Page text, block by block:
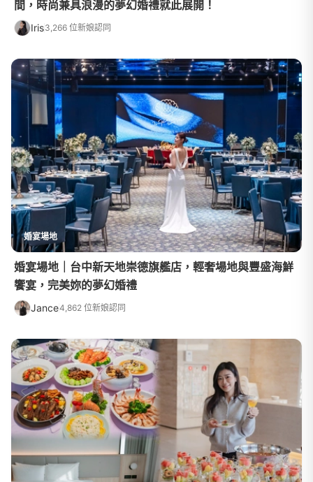
間，時尚兼具浪漫的夢幻婚禮就此展開！
Iris3,266 位新娘認同
婚宴場地
婚宴場地｜台中新天地崇德旗艦店，輕奢場地與豐盛海鮮
饗宴，完美妳的夢幻婚禮
Jance4,862 位新娘認同